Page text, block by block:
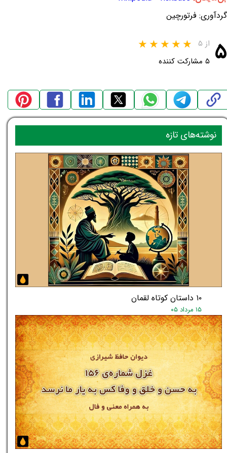
گردآوری: فرتورچین
۵ از ۵
۵ مشارکت کننده
۱۰ داستان کوتاه لقمان
۱۵ مرداد ۰۵
نوشته‌های تازه